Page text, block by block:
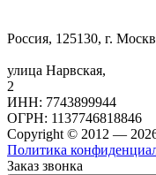
Россия, 125130, г.
улица Нарвская,
2
ИНН: 7743899944
ОГРН: 1137746818846
Copyright © 2012 —
Политика
Заказ звонка